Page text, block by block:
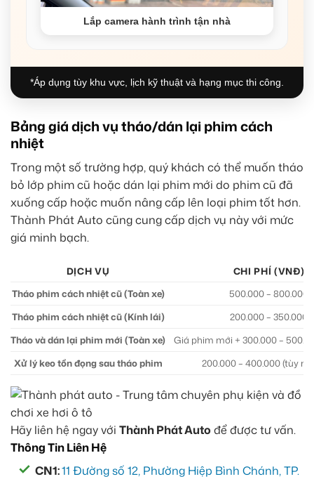
Lắp camera hành trình tận nhà
*Áp dụng tùy khu vực, lịch kỹ thuật và hạng mục thi công.
Bảng giá dịch vụ tháo/dán lại phim cách
nhiệt
Trong một số trường hợp, quý khách có thể muốn tháo
bỏ lớp phim cũ hoặc dán lại phim mới do phim cũ đã
xuống cấp hoặc muốn nâng cấp lên loại phim tốt hơn.
Thành Phát Auto cũng cung cấp dịch vụ này với mức
giá minh bạch.
DỊCH VỤ
CHI PHÍ (VNĐ)
Tháo phim cách nhiệt cũ (Toàn xe)
500.000 – 800.000
Tháo phim cách nhiệt cũ (Kính lái)
200.000 – 350.000
Tháo và dán lại phim mới (Toàn xe)
Giá phim mới + 300.000 –
Xử lý keo tồn đọng sau tháo phim
200.000 – 400.000 (tùy
Hãy liên hệ ngay với Thành Phát Auto để được tư vấn.
Thông Tin Liên Hệ
CN1:11 Đường số 12, Phường Hiệp Bình Chánh, TP.